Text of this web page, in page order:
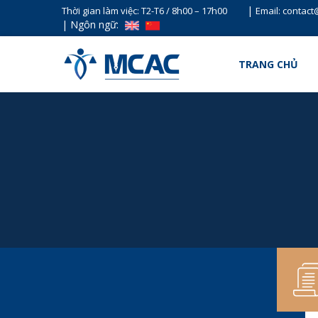
Thời gian làm việc: T2-T6 / 8h00 – 17h00 | Email:
| Ngôn ngữ:
TRANG CHỦ